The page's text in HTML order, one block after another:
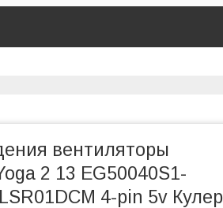
вентиляторы
2 13 EG50040S1-
4-pin 5v Кулер